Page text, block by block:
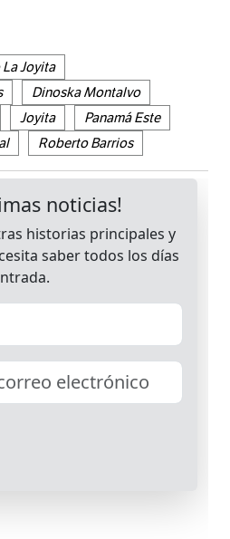
Joyita
Dinoska Montalvo
Joyita
Panamá Este
Roberto Barrios